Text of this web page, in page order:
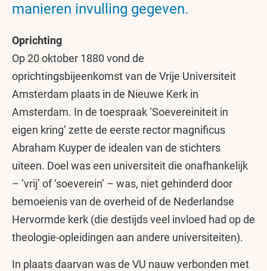
manieren invulling gegeven.
Oprichting
Op 20 oktober 1880 vond de
oprichtingsbijeenkomst van de Vrije Universiteit
Amsterdam plaats in de Nieuwe Kerk in
Amsterdam. In de toespraak ‘Soevereiniteit in
eigen kring’ zette de eerste rector magnificus
Abraham Kuyper de idealen van de stichters
uiteen. Doel was een universiteit die onafhankelijk
– ‘vrij’ of ‘soeverein’ – was, niet gehinderd door
bemoeienis van de overheid of de Nederlandse
Hervormde kerk (die destijds veel invloed had op de
theologie-opleidingen aan andere universiteiten).
In plaats daarvan was de VU nauw verbonden met